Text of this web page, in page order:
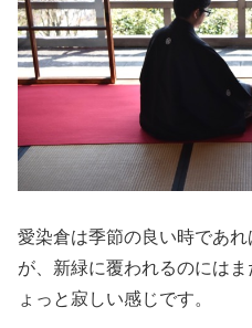
愛染倉は季節の良い時であ
が、新緑に覆われるのには
ょっと寂しい感じです。